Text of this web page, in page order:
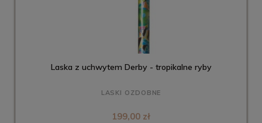
Laska z uchwytem Derby - tropikalne ryby
LASKI OZDOBNE
199,00 zł